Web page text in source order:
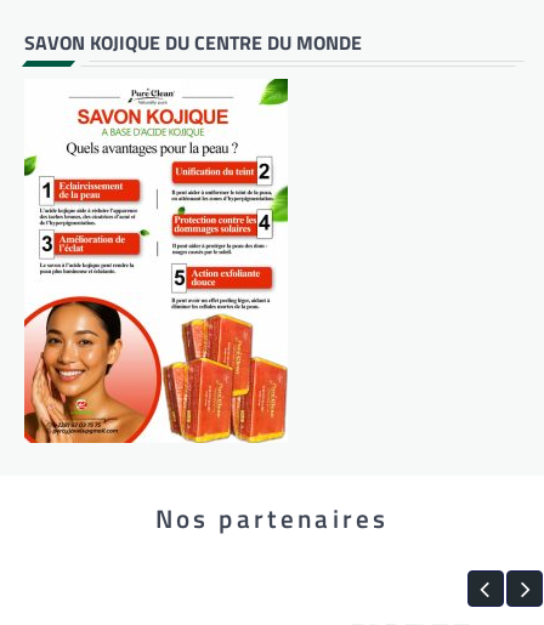
SAVON KOJIQUE DU CENTRE DU MONDE
Nos partenaires